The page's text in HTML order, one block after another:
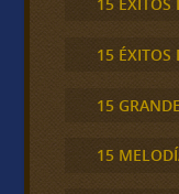
15 ÉXITOS
15
15